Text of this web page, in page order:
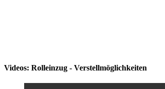
Videos: Rolleinzug - Verstellmöglichkeiten